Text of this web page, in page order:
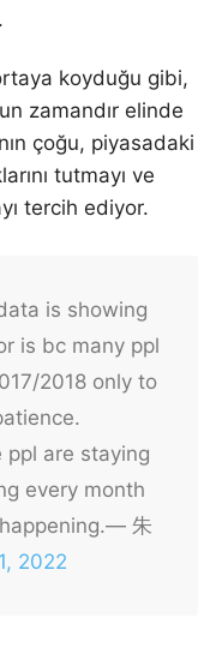
koyduğu gibi,
zamandır elinde
çoğu, piyasadaki
tutmayı ve
tercih ediyor.
is showing
is bc many ppl
2018 only to
are staying
every month
— 朱
2022